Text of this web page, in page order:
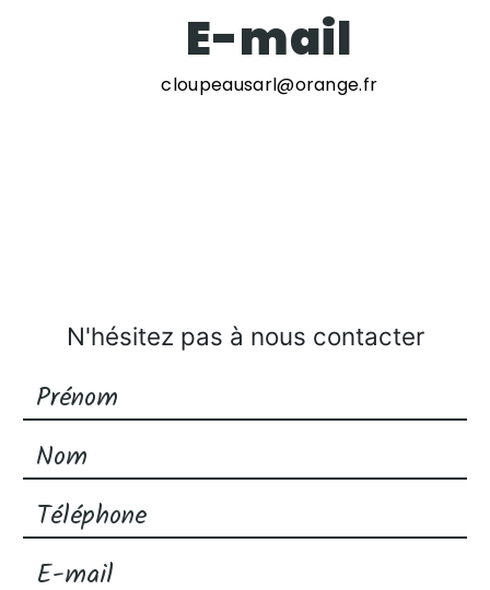
E-mail
cloupeausarl@orange.fr
N'hésitez pas à nous contacter